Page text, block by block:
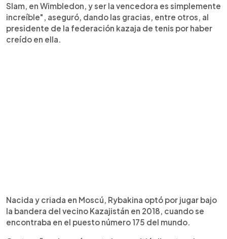
Slam, en Wimbledon, y ser la vencedora es simplemente
increíble", aseguró, dando las gracias, entre otros, al
presidente de la federación kazaja de tenis por haber
creído en ella.
Nacida y criada en Moscú, Rybakina optó por jugar bajo
la bandera del vecino Kazajistán en 2018, cuando se
encontraba en el puesto número 175 del mundo.